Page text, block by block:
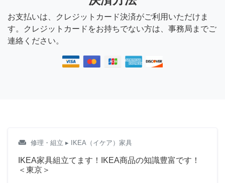
お支払いは、クレジットカード決済がご利用いただけま
す。クレジットカードをお持ちでない方は、事務局までご
連絡ください。
weekend 修理・組立 ▸ IKEA（イケア）家具
IKEA家具組立てます！IKEA商品の知識豊富です！
＜東京＞